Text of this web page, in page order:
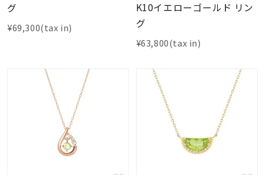
レディース
リングサイズ
グ
¥69,300(tax in)
K10イエローゴールド リン
グ
¥63,800(tax in)